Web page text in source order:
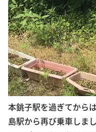
本銚子駅を過ぎてから
島駅から再び乗車しま
とかがあるのかな？そ